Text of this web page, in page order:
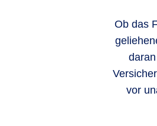
Ob das
vor